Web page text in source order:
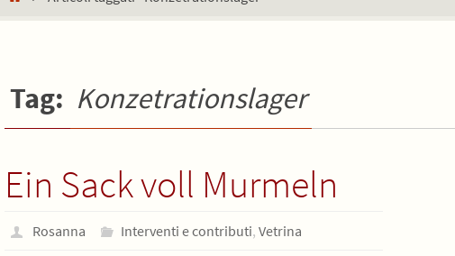
Tag: Konzetrationslager
Ein Sack voll Murmeln
Rosanna Interventi e contributi,Vetrina